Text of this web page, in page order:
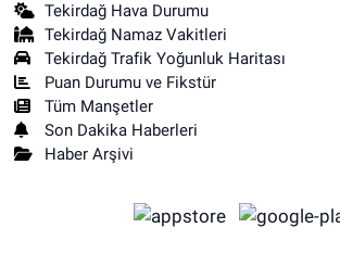
Tekirdağ Hava Durumu
Tekirdağ Namaz Vakitleri
Tekirdağ Trafik Yoğunluk Haritası
Puan Durumu ve Fikstür
Tüm Manşetler
Son Dakika Haberleri
Haber Arşivi